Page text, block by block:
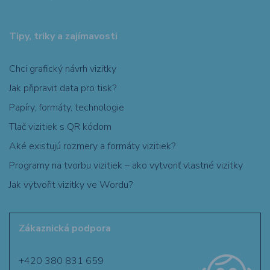
Tipy, triky a zajímavosti
Chci grafický návrh vizitky
Jak připravit data pro tisk?
Papíry, formáty, technologie
Tlač vizitiek s QR kódom
Aké existujú rozmery a formáty vizitiek?
Programy na tvorbu vizitiek – ako vytvoriť vlastné vizitky
Jak vytvořit vizitky ve Wordu?
Zákaznická podpora
+420 380 831 659